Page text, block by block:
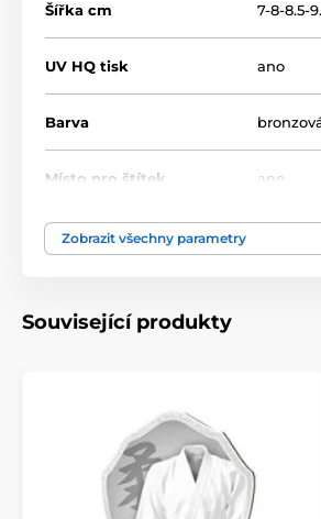
Šířka cm 7-8-8.5-
UV HQ tisk ano
Barva
Místo pro štítek ano
Výška cm
20-22
Motiv
Způsob personalizace
Zobrazit všechny parametry
Související produkty